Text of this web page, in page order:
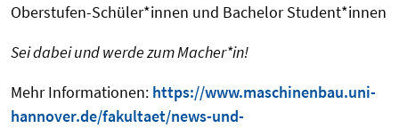
Oberstufen-Schüler*innen und Bachelor Student*innen
Sei dabei und werde zum Macher*in!
Mehr Informationen: https://www.maschinenbau.uni-
hannover.de/fakultaet/news-und-